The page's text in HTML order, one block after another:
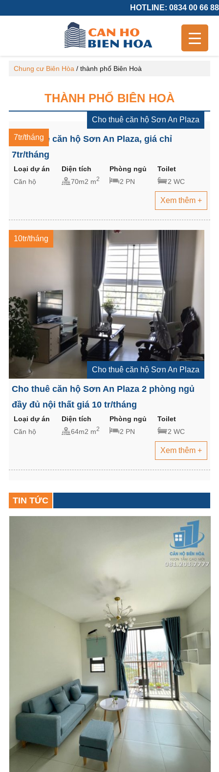
HOTLINE: 0834 00 66 88
Chung cư Biên Hòa / thành phố Biên Hoà
THÀNH PHỐ BIÊN HOÀ
7tr/tháng
Cho thuê căn hộ Sơn An Plaza
Cho thuê căn hộ Sơn An Plaza, giá chỉ
7tr/tháng
Loại dự án Diện tích Phòng ngủ
Toilet
Căn hộ
70m2 m2 2 PN 2 WC
Xem thêm +
10tr/tháng
Cho thuê căn hộ Sơn An Plaza
Cho thuê căn hộ Sơn An Plaza 2 phòng ngủ
đầy đủ nội thất giá 10 tr/tháng
Loại dự án Diện tích Phòng ngủ
Toilet
Căn hộ
64m2 m2 2 PN 2 WC
Xem thêm +
TIN TỨC